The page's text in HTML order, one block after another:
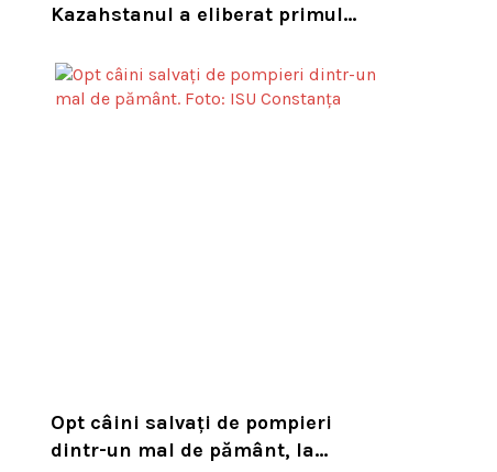
Kazahstanul a eliberat primul
readuce prădătorul dispărut în
habitatul său natural
Opt câini salvați de pompieri
dintr-un mal de pământ, la